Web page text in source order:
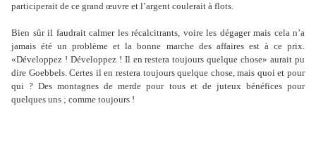
participerait de ce grand œuvre et l’argent coulerait à flots.
Bien sûr il faudrait calmer les récalcitrants, voire les dégager mais cela n’a
jamais été un problème et la bonne marche des affaires est à ce prix.
«Développez ! Développez ! Il en restera toujours quelque chose» aurait pu
dire Goebbels. Certes il en restera toujours quelque chose, mais quoi et pour
qui ? Des montagnes de merde pour tous et de juteux bénéfices pour
quelques uns ; comme toujours !